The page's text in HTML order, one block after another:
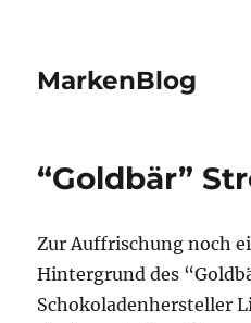
MarkenBlog
“Goldbär”
Zur Auffrischung noch
Hintergrund des
Schokoladenhersteller